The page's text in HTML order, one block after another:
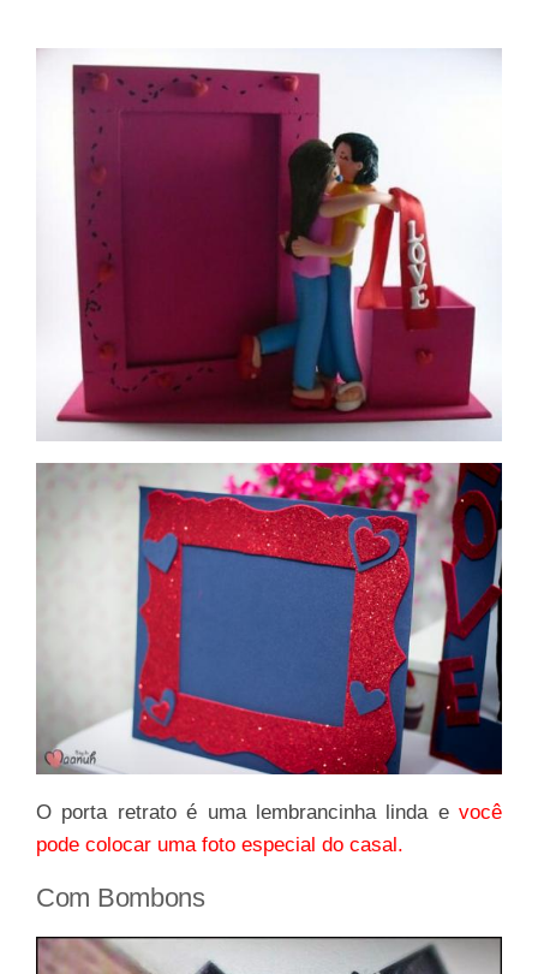
O porta retrato é uma lembrancinha linda e você
pode colocar uma foto especial do casal.
Com Bombons